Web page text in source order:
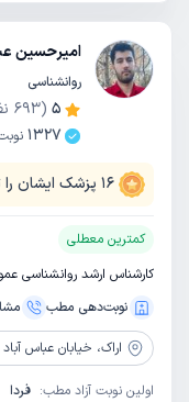
امیرحسین
روانشناسی
5
(
693
1327
16 پزشک ایشان را
کمترین معطلی
کارشناس ارشد روانشناسی
نوبت‌دهی مطب
اراک، خیابان عباس آباد ، نرسیده به سه راه ارامنه ،
اولین نوبت آزاد مطب: فردا